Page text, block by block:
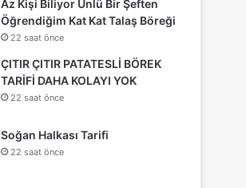
Az Kişi Biliyor Ünlü Bir Şeften
Öğrendiğim Kat Kat Talaş Böreği
22 saat önce
ÇITIR ÇITIR PATATESLİ BÖREK
TARİFİ DAHA KOLAYI YOK
22 saat önce
Soğan Halkası Tarifi
22 saat önce